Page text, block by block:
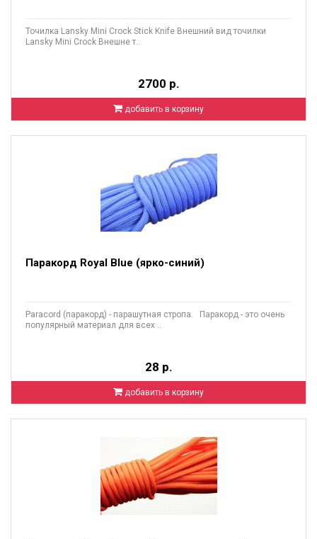
Точилка Lansky Mini Crock Stick Knife Внешний вид точилки
Lansky Mini Crock Внешне т..
2700 р.
добавить в корзину
Паракорд Royal Blue (ярко-синий)
Paracord (паракорд) - парашутная стропа. Паракорд - это очень
популярный материал для всех ..
28 р.
добавить в корзину